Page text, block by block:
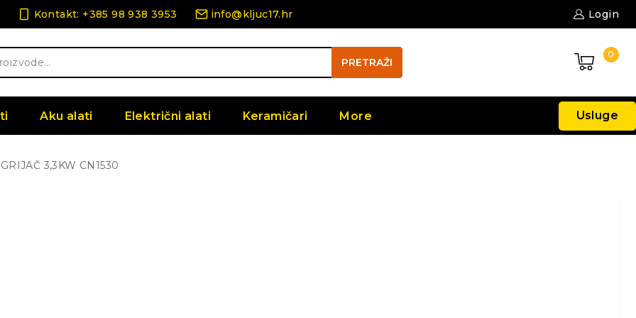
Kontakt: +385 98 938 3953 info@kljuc17.hr Login
PRETRAŽI
0
Aku alati Električni alati Keramičari More Usluge
3,3KW CN1530